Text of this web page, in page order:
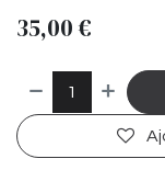
35,00 €